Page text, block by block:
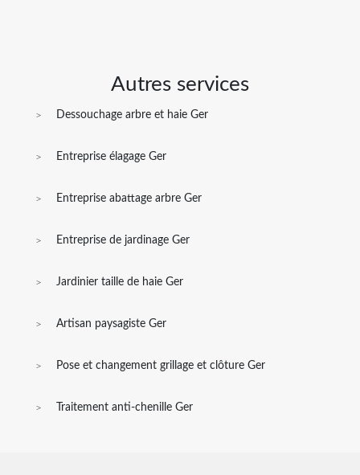
Autres services
Dessouchage arbre et haie Ger
Entreprise élagage Ger
Entreprise abattage arbre Ger
Entreprise de jardinage Ger
Jardinier taille de haie Ger
Artisan paysagiste Ger
Pose et changement grillage et clôture Ger
Traitement anti-chenille Ger